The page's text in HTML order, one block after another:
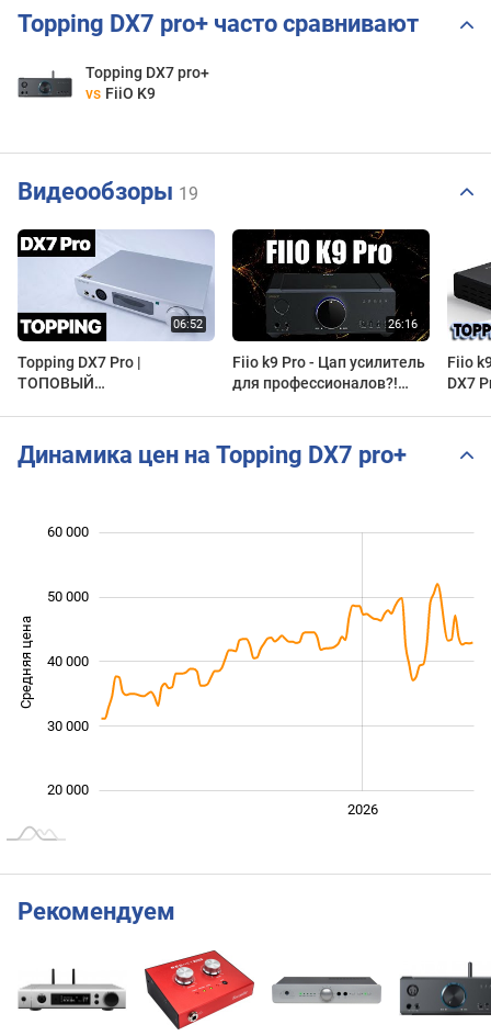
Topping DX7 pro+ часто сравнивают
Topping DX7 pro+
vs FiiO K9
Видеообзоры 19
Topping DX7 Pro |
ТОПОВЫЙ
Fiio k9 Pro - Цап усилитель
для профессионалов?!
Fiio
DX7
Динамика цен на Topping DX7 pro+
Средняя цена 20 000
20 000
30 000
40 000
50 000
60 000
2026
Рекомендуем